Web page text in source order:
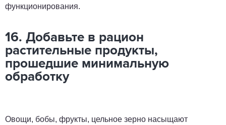
функционирования.
16. Добавьте в рацион
растительные продукты,
прошедшие минимальную
обработку
Овощи, бобы, фрукты, цельное зерно насыщают